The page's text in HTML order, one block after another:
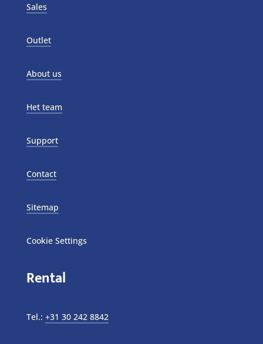
Sales
Outlet
About us
Het team
Support
Contact
Sitemap
Cookie Settings
Rental
Tel.: +31 30 242 8842